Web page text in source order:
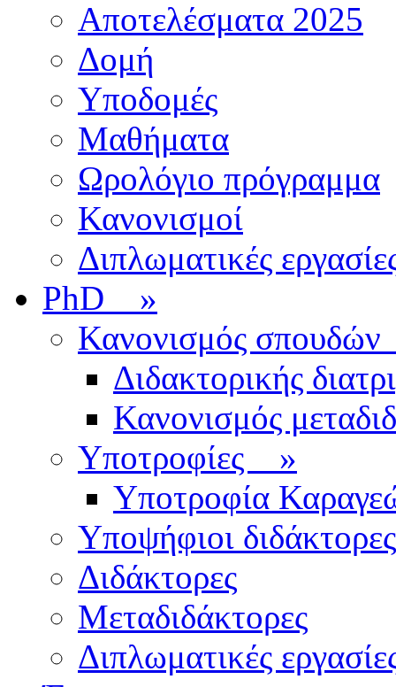
Αποτελέσματα 2025
Δομή
Υποδομές
Μαθήματα
Ωρολόγιο πρόγραμμα
Κανονισμοί
Διπλωματικές
PhD »
Κανονισμός
Διδακτορικής
Κανονισμός
Υποτροφίες »
Υποτροφία
Υποψήφιοι διδάκτορες
Διδάκτορες
Μεταδιδάκτορες
Διπλωματικές